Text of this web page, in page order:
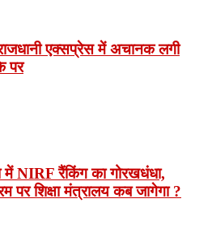
एक्सप्रेस में अचानक लगी
पर
NIRF रैंकिंग का गोरखधंधा,
पर शिक्षा मंत्रालय कब जागेगा ?